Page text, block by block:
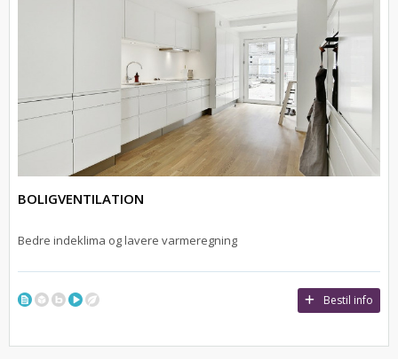
BOLIGVENTILATION
Bedre indeklima og lavere varmeregning
Bestil info